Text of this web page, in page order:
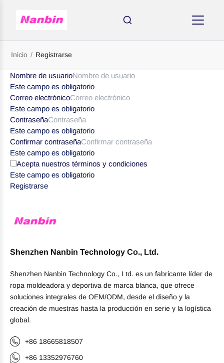
Inicio / Registrarse
Nombre de usuario
Este campo es obligatorio
Correo electrónico
Este campo es obligatorio
Contraseña
Este campo es obligatorio
Confirmar contraseña
Este campo es obligatorio
Acepta nuestros términos y condiciones
Este campo es obligatorio
Registrarse
Shenzhen Nanbin Technology Co., Ltd.
Shenzhen Nanbin Technology Co., Ltd. es un fabricante líder de
ropa moldeadora y deportiva de marca blanca, que ofrece
soluciones integrales de OEM/ODM, desde el diseño y la
creación de muestras hasta la producción en serie y la logística
global.
+86 18665818507
+86 13352976760